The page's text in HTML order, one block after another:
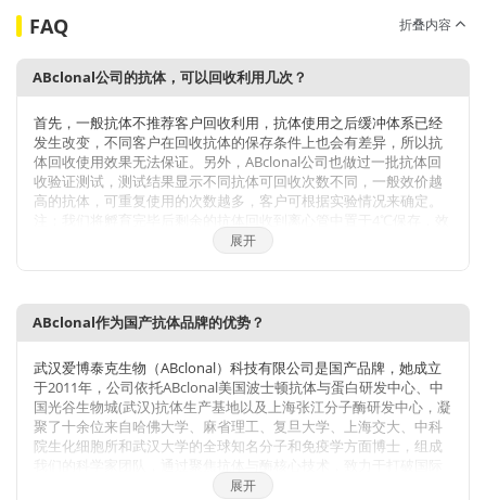
FAQ 折叠内容
ABclonal公司的抗体，可以回收利用几次？
首先，一般抗体不推荐客户回收利用，抗体使用之后缓冲体系已经
发生改变，不同客户在回收抗体的保存条件上也会有差异，所以抗
体回收使用效果无法保证。另外，ABclonal公司也做过一批抗体回
收验证测试，测试结果显示不同抗体可回收次数不同，一般效价越
高的抗体，可重复使用的次数越多，客户可根据实验情况来确定。
价高的抗体可至少保存1周，至少重复利用3次。
展开
ABclonal作为国产抗体品牌的优势？
武汉爱博泰克生物（ABclonal）科技有限公司是国产品牌，她成立
于2011年，公司依托ABclonal美国波士顿抗体与蛋白研发中心、中
国光谷生物城(武汉)抗体生产基地以及上海张江分子酶研发中心，凝
聚了十余位来自哈佛大学、麻省理工、复旦大学、上海交大、中科
院生化细胞所和武汉大学的全球知名分子和免疫学方面博士，组成
技术的垄断，将公司打造成为科研工具和诊断原料的国内领导品
展开